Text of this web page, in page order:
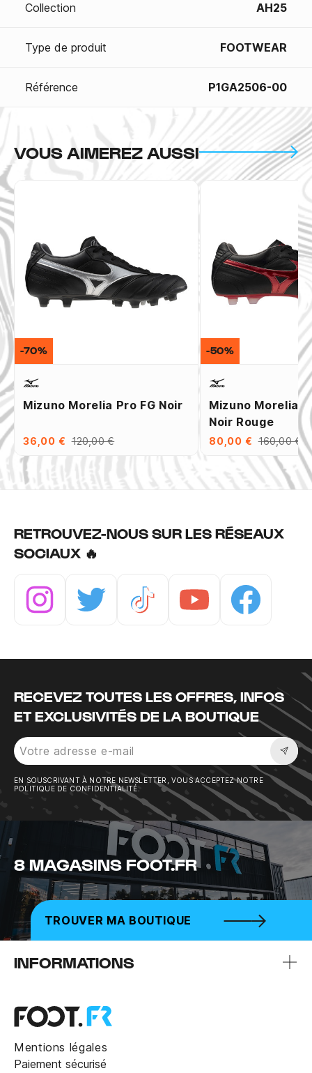
Collection AH25
Type de produit FOOTWEAR
Référence P1GA2506-00
VOUS AIMEREZ AUSSI
Mizuno Morelia Pro FG Noir
36,00 € 120,00 €
-70%
Mizuno Morelia II
Noir Rouge
80,00 € 160,00 €
-50%
RETROUVEZ-NOUS SUR LES RÉSEAUX
SOCIAUX 🔥
RECEVEZ TOUTES LES OFFRES, INFOS
ET EXCLUSIVITÉS DE LA BOUTIQUE
EN SOUSCRIVANT À NOTRE NEWSLETTER, VOUS ACCEPTEZ NOTRE
POLITIQUE DE CONFIDENTIALITÉ.
8 MAGASINS FOOT.FR
TROUVER MA BOUTIQUE
INFORMATIONS
Mentions légales
Paiement sécurisé